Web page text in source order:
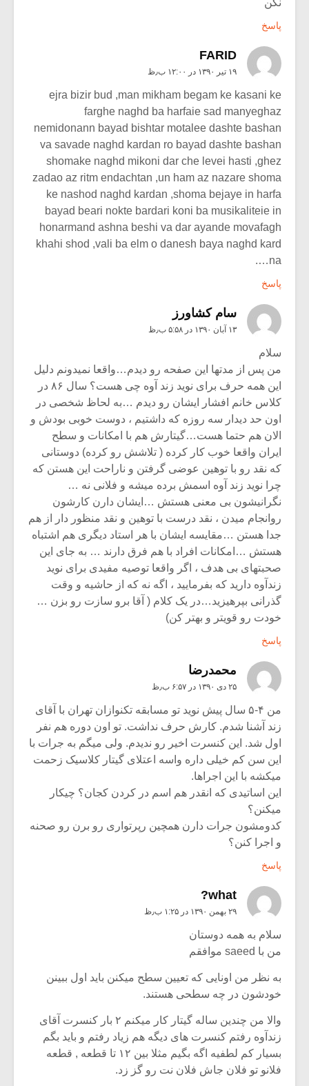
نکن
پاسخ
FARID
۱۹ تیر ۱۳۹۰ در ۱۲:۰۰ ب٫ظ
ejra bizir bud ,man mikham begam ke kasani ke
farghe naghd ba harfaie sad manyeghaz
nemidonann bayad bishtar motalee dashte bashan
va savade naghd kardan ro bayad dashte bashan
shomake naghd mikoni dar che levei hasti ,ghez
zadao az ritm endachtan ,un ham az nazare shoma
ke nashod naghd kardan ,shoma bejaye in harfa
bayad beari nokte bardari koni ba musikaliteie in
honarmand ashna beshi va dar ayande movafagh
khahi shod ,vali ba elm o danesh baya naghd kard
na….
پاسخ
سام کشاورز
۱۳ آبان ۱۳۹۰ در ۵:۵۸ ب٫ظ
سلام
من پس از مدتها این صفحه رو دیدم…واقعا نمیدونم دلیل
این همه حرف برای نوید زند آوه چی هست؟ سال ۸۶ در
کلاس خانم افشار ایشان رو دیدم …به لحاظ شخصی در
اون حد دیدار سه روزه که داشتیم ، دوست خوبی بودش و
الان هم حتما هست…گیتارش هم با امکانات و سطح
ایران واقعا خوب کار کرده ( تلاشش رو کرده) دوستانی
که نقد رو با توهین عوضی گرفتن و ناراحت این هستن که
چرا نوید زند آوه اسمش برده میشه و فلانی نه …
نگرانیشون بی معنی هستش …ایشان دارن کارشون
روانجام میدن ، نقد درست با توهین و نقد منظور دار از هم
جدا هستن …مقایسه ایشان با هر استاد دیگری هم اشتباه
هستش …امکانات افراد با هم فرق دارند … به جای این
صحبتهای بی هدف ، اگر واقعا توصیه مفیدی برای نوید
زندآوه دارید که بفرمایید ، اگه نه که از حاشیه و وقت
گذرانی بپرهیزید…در یک کلام ( آقا برو سازت رو بزن …
خودت رو قویتر و بهتر کن)
پاسخ
محمدرضا
۲۵ دی ۱۳۹۰ در ۶:۵۷ ب٫ظ
من ۴-۵ سال پیش نوید تو مسابقه تکنوازان تهران با آقای
زند آشنا شدم. کارش حرف نداشت. تو اون دوره هم نفر
اول شد. این کنسرت اخیر رو ندیدم. ولی میگم به جرات با
این سن کم خیلی داره واسه اعتلای گیتار کلاسیک زحمت
میکشه با این اجراها.
این اساتیدی که انقدر هم اسم در کردن کجان؟ چیکار
میکنن؟
کدومشون جرات دارن همچین رپرتواری رو برن رو صحنه
و اجرا کنن؟
پاسخ
what?
۲۹ بهمن ۱۳۹۰ در ۱:۲۵ ب٫ظ
سلام به همه دوستان
من با saeed موافقم
به نظر من اونایی که تعیین سطح میکنن باید اول ببینن
خودشون در چه سطحی هستند.
والا من چندین ساله گیتار کار میکنم ۲ بار کنسرت آقای
زندآوه رفتم کنسرت های دیگه هم زیاد رفتم و باید بگم
بسیار کم لطفیه اگه بگیم مثلا بین ۱۲ تا قطعه , قطعه
فلانو تو فلان جاش فلان نت رو گز زد.